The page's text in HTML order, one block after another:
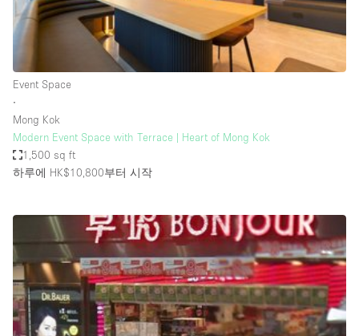
공간 유형
Advertisement Space
Art Gallery
Atelier / Workshop Studio
Boat
Boutique / Shop
Conference Room
Container
Creative Space
Event Space
∙
Mong Kok
Modern Event Space with Terrace | Heart of Mong Kok
1,500 sq ft
하루에 HK$10,800부터 시작